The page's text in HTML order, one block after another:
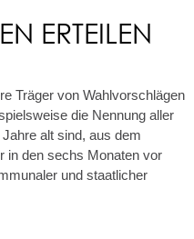
ERTEILEN
Träger von Wahlvorschlägen
die Nennung aller
alt sind, aus dem
in den sechs Monaten vor
und staatlicher